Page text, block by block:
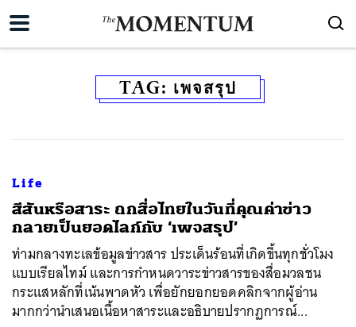
TAG: เพจสรุป
Life
สีสันหรือสาระ ถกสื่อไทยในวันที่คุณค่าข่าว
กลายเป็นยอดไลก์กับ ‘เพจสรุป’
ท่ามกลางทะเลข้อมูลข่าวสาร ประเด็นร้อนที่เกิดขึ้นทุกชั่วโมง
แบบเรียลไทม์ และการกำหนดวาระข่าวสารของสื่อมวลชน
กระแสหลักที่เน้นพาดหัว เพื่อยักยอกยอดคลิกจากผู้อ่าน
มากกว่านำเสนอเนื้อหาสาระและอธิบายปรากฏการณ์...